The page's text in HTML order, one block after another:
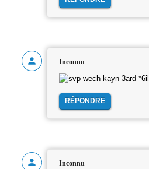
Inconnu
wech kayn 3ard
RÉPONDRE
Inconnu